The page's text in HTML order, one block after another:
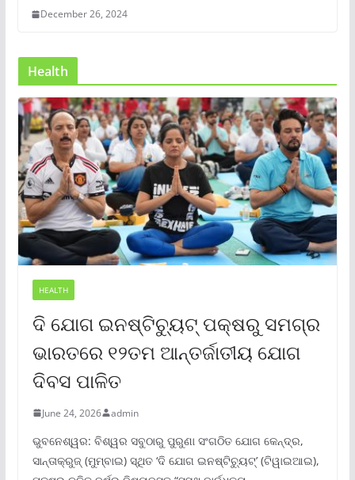
December 26, 2024
Health
HEALTH
ଦି ଯୋଗ ଇନଷ୍ଟିଚ୍ୟୁଟ୍ ପକ୍ଷରୁ ସମଗ୍ର
ଭାରତରେ ୧୨ତମ ଆନ୍ତର୍ଜାତୀୟ ଯୋଗ
ଦିବସ ପାଳିତ
June 24, 2026 admin
ଭୁବନେଶ୍ୱର: ବିଶ୍ୱର ସବୁଠାରୁ ପୁରୁଣା ସଂଗଠିତ ଯୋଗ କେନ୍ଦ୍ର,
ସାନ୍ତାକ୍ରୁଜ୍ (ମୁମ୍ବାଇ) ସ୍ଥିତ ‘ଦି ଯୋଗ ଇନଷ୍ଟିଚ୍ୟୁଟ୍‌’ (ଟିୱାଇଆଇ),